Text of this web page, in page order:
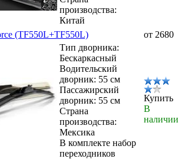
производства:
Китай
(TF550L+TF550L)
от 2680
Тип дворника:
Бескаркасный
Водительский
дворник: 55 см
Пассажирский
дворник: 55 см
Страна
производства:
Мексика
В комплекте набор
переходников
Купить
В
наличии